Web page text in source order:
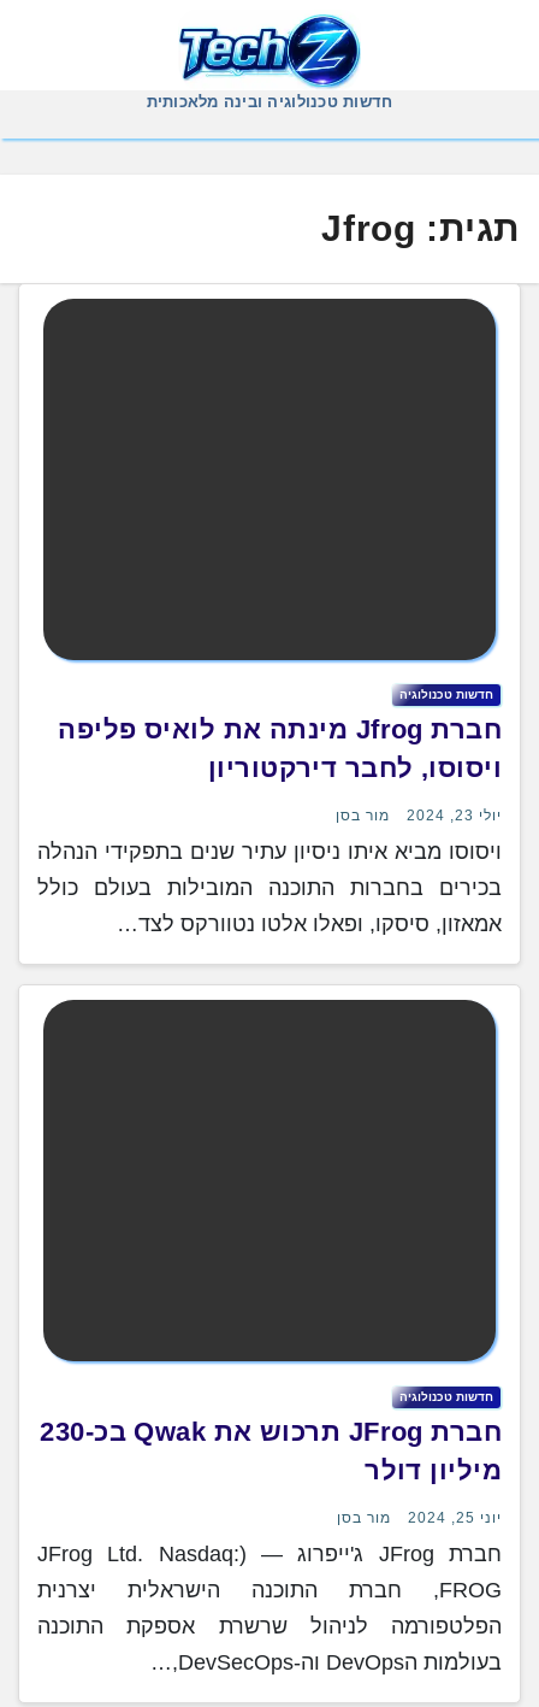
חדשות טכנולוגיה ובינה מלאכותית
תגית: Jfrog
חדשות טכנולוגיה
חברת Jfrog מינתה את לואיס פליפה
ויסוסו, לחבר דירקטוריון
יולי 23, 2024 מור בסן
ויסוסו מביא איתו ניסיון עתיר שנים בתפקידי הנהלה
בכירים בחברות התוכנה המובילות בעולם כולל
אמאזון, סיסקו, ופאלו אלטו נטוורקס לצד…
חדשות טכנולוגיה
חברת JFrog תרכוש את Qwak בכ-230
מיליון דולר
יוני 25, 2024 מור בסן
חברת JFrog ג'ייפרוג — (JFrog Ltd. Nasdaq:
FROG, חברת התוכנה הישראלית יצרנית
הפלטפורמה לניהול שרשרת אספקת התוכנה
בעולמות הDevOps וה-DevSecOps,…